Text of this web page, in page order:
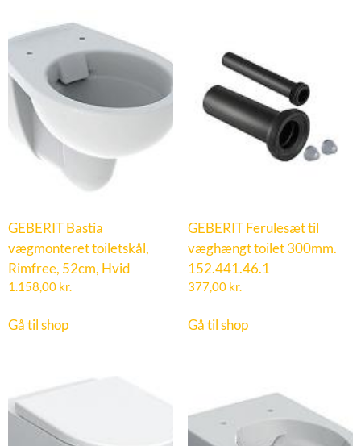
GEBERIT Bastia
vægmonteret toiletskål,
Rimfree, 52cm, Hvid
1.158,00 kr.
Gå til shop
GEBERIT Ferulesæt til
væghængt toilet 300mm.
152.441.46.1
377,00 kr.
Gå til shop